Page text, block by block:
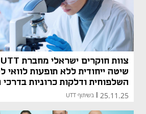
שיטה ייחודית ללא תופעות לוואי
השלפוחית ודלקות כרוניות
25.11.25 בשיתוף UTT